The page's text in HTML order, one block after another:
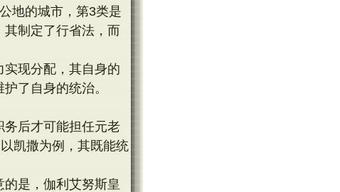
地的城市，第3类是
制定了行省法，而
现分配，其自身的
了自身的统治。
务后才可能担任元老
凯撒为例，其既能统
是，伽利艾努斯皇